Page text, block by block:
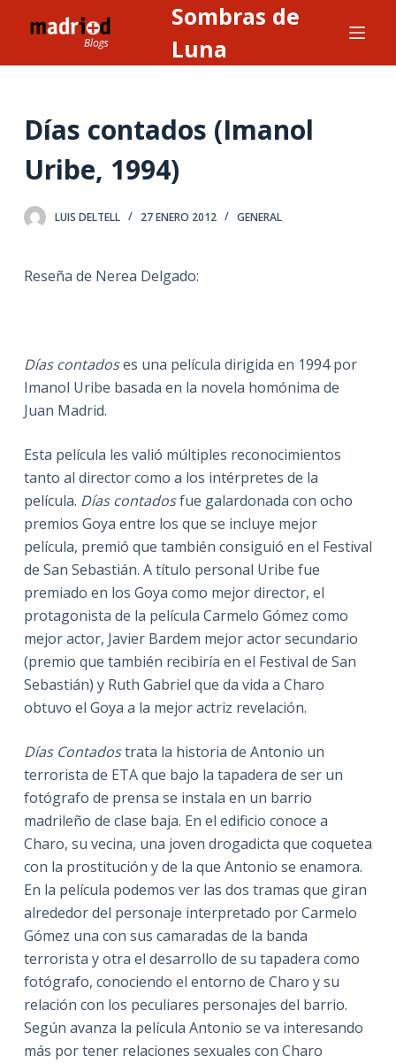
l
o
d
o
Sombras de
Luna
Días contados (Imanol
Uribe, 1994)
LUIS DELTELL 27 ENERO 2012 GENERAL
Reseña de Nerea Delgado:
Días contadoses una película dirigida en 1994 por
Imanol Uribe basada en la novela homónima de
Juan Madrid.
Esta película les valió múltiples reconocimientos
tanto al director como a los intérpretes de la
película. Días contadosfue galardonada con ocho
premios Goya entre los que se incluye mejor
película, premió que también consiguió en el Festival
de San Sebastián. A título personal Uribe fue
premiado en los Goya como mejor director, el
protagonista de la película Carmelo Gómez como
mejor actor, Javier Bardem mejor actor secundario
(premio que también recibiría en el Festival de San
Sebastián) y Ruth Gabriel que da vida a Charo
obtuvo el Goya a la mejor actriz revelación.
Días Contadostrata la historia de Antonio un
terrorista de ETA que bajo la tapadera de ser un
fotógrafo de prensa se instala en un barrio
madrileño de clase baja. En el edificio conoce a
Charo, su vecina, una joven drogadicta que coquetea
con la prostitución y de la que Antonio se enamora.
En la película podemos ver las dos tramas que giran
alrededor del personaje interpretado por Carmelo
Gómez una con sus camaradas de la banda
terrorista y otra el desarrollo de su tapadera como
fotógrafo, conociendo el entorno de Charo y su
relación con los peculiares personajes del barrio.
Según avanza la película Antonio se va interesando
más por tener relaciones sexuales con Charo